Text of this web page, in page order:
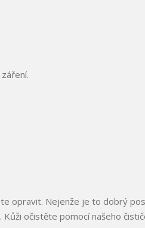
opravit. Nejenže je to dobrý
očistěte pomocí našeho